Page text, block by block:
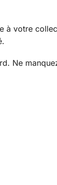
à votre
Ne